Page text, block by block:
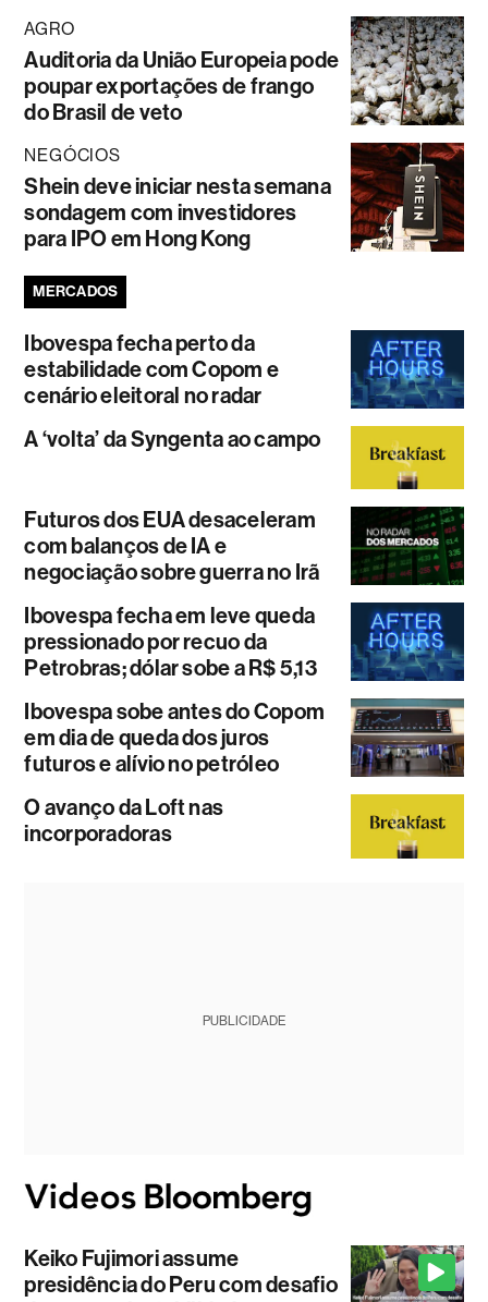
AGRO
Auditoria da União Europeia pode
poupar exportações de frango
do Brasil de veto
NEGÓCIOS
Shein deve iniciar nesta semana
sondagem com investidores
para IPO em Hong Kong
MERCADOS
Ibovespa fecha perto da
estabilidade com Copom e
cenário eleitoral no radar
A ‘volta’ da Syngenta ao campo
Futuros dos EUA desaceleram
com balanços de IA e
negociação sobre guerra no Irã
Ibovespa fecha em leve queda
pressionado por recuo da
Petrobras; dólar sobe a R$ 5,13
Ibovespa sobe antes do Copom
em dia de queda dos juros
futuros e alívio no petróleo
O avanço da Loft nas
incorporadoras
PUBLICIDADE
Keiko Fujimori assume
presidência do Peru com desafio